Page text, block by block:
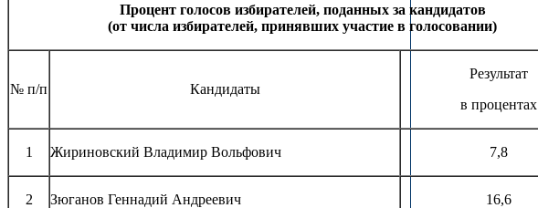
Процент голосов избирателей, поданных за кандидатов
(от числа избирателей, принявших участие в голосовании)
№ п/п Кандидаты
Результат
в процентах
1 Жириновский Владимир Вольфович 7,8
2 Зюганов Геннадий Андреевич 16,6